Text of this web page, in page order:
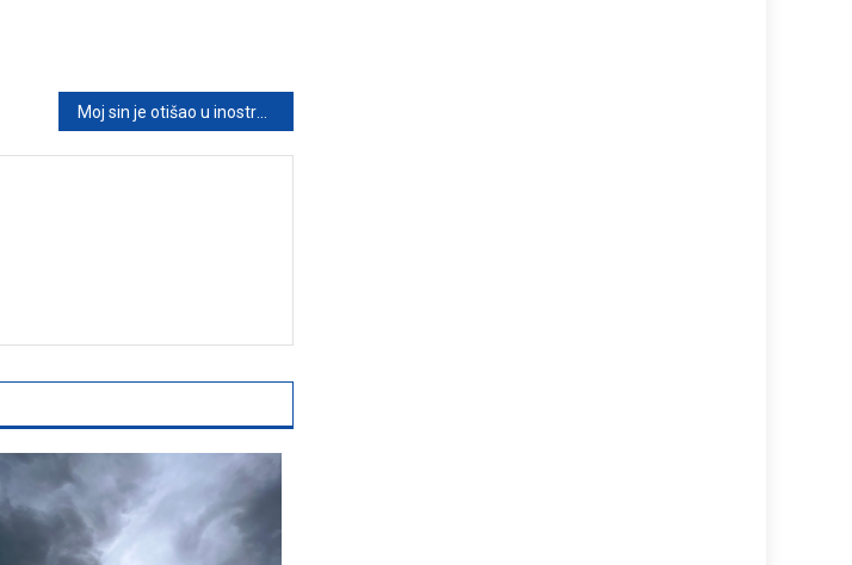
Moj sin je otišao u inostranstvo da bi nam bilo bolje: Priča o ljubavi, razumevanju i tihoj hrabrosti